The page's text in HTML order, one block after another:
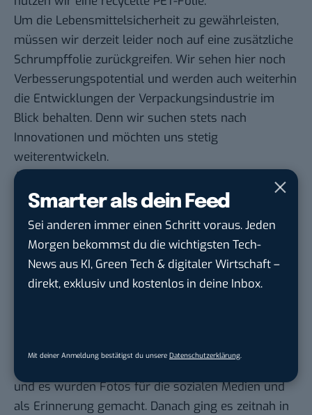
Smarter als dein Feed
Sei anderen immer einen Schritt voraus. Jeden
Morgen bekommst du die wichtigsten Tech-
News aus KI, Green Tech & digitaler Wirtschaft –
direkt, exklusiv und kostenlos in deine Inbox.
Mit deiner Anmeldung bestätigst du unsere Datenschutzerklärung.
Um die Lebensmittelsicherheit zu gewährleisten,
müssen wir derzeit leider noch auf eine zusätzliche
Schrumpffolie zurückgreifen. Wir sehen hier noch
Verbesserungspotential und werden auch weiterhin
die Entwicklungen der Verpackungsindustrie im
Blick behalten. Denn wir suchen stets nach
Innovationen und möchten uns stetig
weiterentwickeln.
Außerdem war es mir ein persönliches Anliegen,
dass wir den Geschmack von Hans Ranke
Hans Ranke: Wie geht es jetzt
weiter?
und es wurden Fotos für die sozialen Medien und
als Erinnerung gemacht. Danach ging es zeitnah in